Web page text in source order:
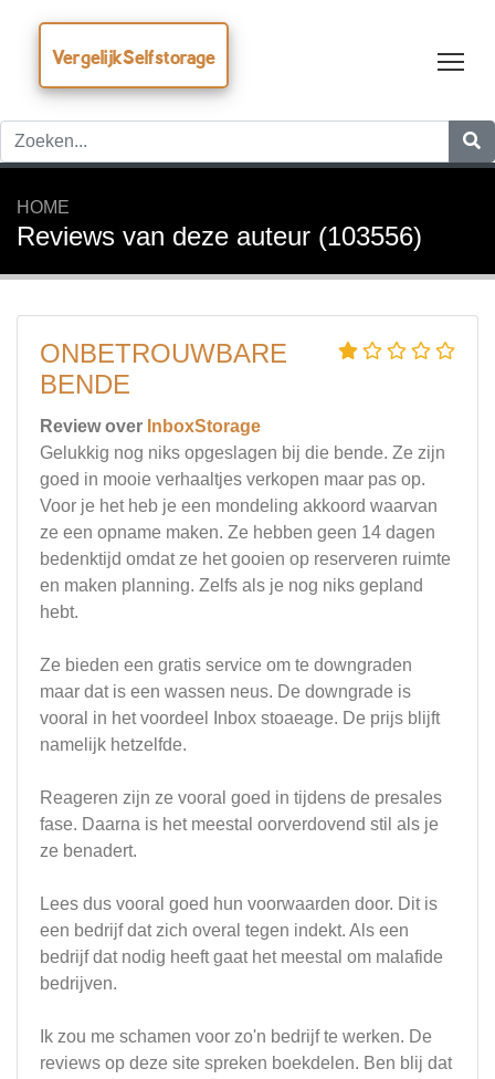
VergelijkSelfstorage
HOME
Reviews van deze auteur (103556)
ONBETROUWBARE
BENDE
Review over InboxStorage
Gelukkig nog niks opgeslagen bij die bende. Ze zijn
goed in mooie verhaaltjes verkopen maar pas op.
Voor je het heb je een mondeling akkoord waarvan
ze een opname maken. Ze hebben geen 14 dagen
bedenktijd omdat ze het gooien op reserveren ruimte
en maken planning. Zelfs als je nog niks gepland
hebt.
Ze bieden een gratis service om te downgraden
maar dat is een wassen neus. De downgrade is
vooral in het voordeel Inbox stoaeage. De prijs blijft
namelijk hetzelfde.
Reageren zijn ze vooral goed in tijdens de presales
fase. Daarna is het meestal oorverdovend stil als je
ze benadert.
Lees dus vooral goed hun voorwaarden door. Dit is
een bedrijf dat zich overal tegen indekt. Als een
bedrijf dat nodig heeft gaat het meestal om malafide
bedrijven.
Ik zou me schamen voor zo'n bedrijf te werken. De
reviews op deze site spreken boekdelen. Ben blij dat